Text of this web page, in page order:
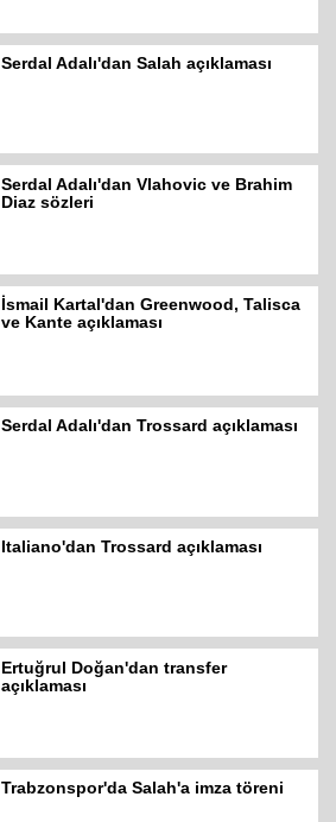
Serdal Adalı'dan Salah açıklaması
Serdal Adalı'dan Vlahovic ve Brahim
Diaz sözleri
İsmail Kartal'dan Greenwood, Talisca
ve Kante açıklaması
Serdal Adalı'dan Trossard açıklaması
Italiano'dan Trossard açıklaması
Ertuğrul Doğan'dan transfer
açıklaması
Trabzonspor'da Salah'a imza töreni